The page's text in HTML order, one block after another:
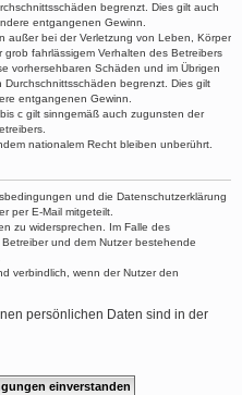
begrenzt. Dies gilt auch
entgangenen Gewinn.
außer bei der Verletzung von Leben, Körper
fahrlässigem Verhalten des Betreibers
vorhersehbaren Schäden und im Übrigen
begrenzt. Dies gilt
entgangenen Gewinn.
c gilt sinngemäß auch zugunsten der
nationalem Recht bleiben unberührt.
und die Datenschutzerklärung
per E-Mail mitgeteilt.
zu widersprechen. Im Falle des
und dem Nutzer bestehende
verbindlich, wenn der Nutzer den
persönlichen Daten sind in der